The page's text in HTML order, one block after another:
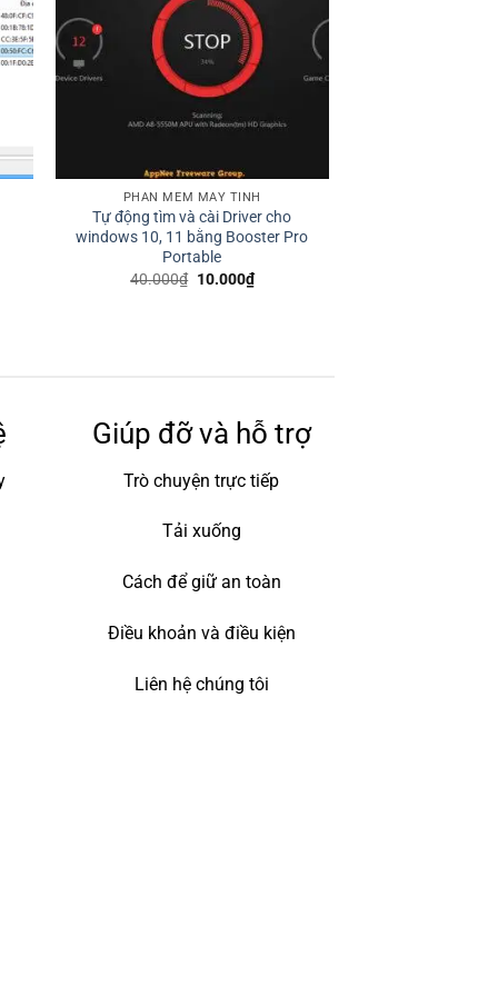
PHẦN MỀM MÁY TÍNH
Tự động tìm và cài Driver cho
windows 10, 11 bằng Booster Pro
Portable
40.000₫ 10.000₫
Giúp đỡ và hỗ trợ
Trò chuyện trực tiếp
Tải xuống
Cách để giữ an toàn
Điều khoản và điều kiện
Liên hệ chúng tôi